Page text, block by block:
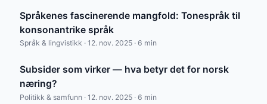
Språkenes fascinerende mangfold: Tonespråk til
konsonantrike språk
Språk & lingvistikk · 12. nov. 2025 · 6 min
Subsider som virker — hva betyr det for norsk
næring?
Politikk & samfunn · 12. nov. 2025 · 6 min